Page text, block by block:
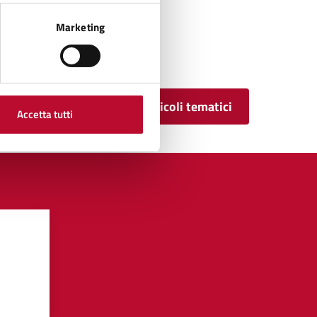
Marketing
Accetta tutti Tutti gli articoli tematici